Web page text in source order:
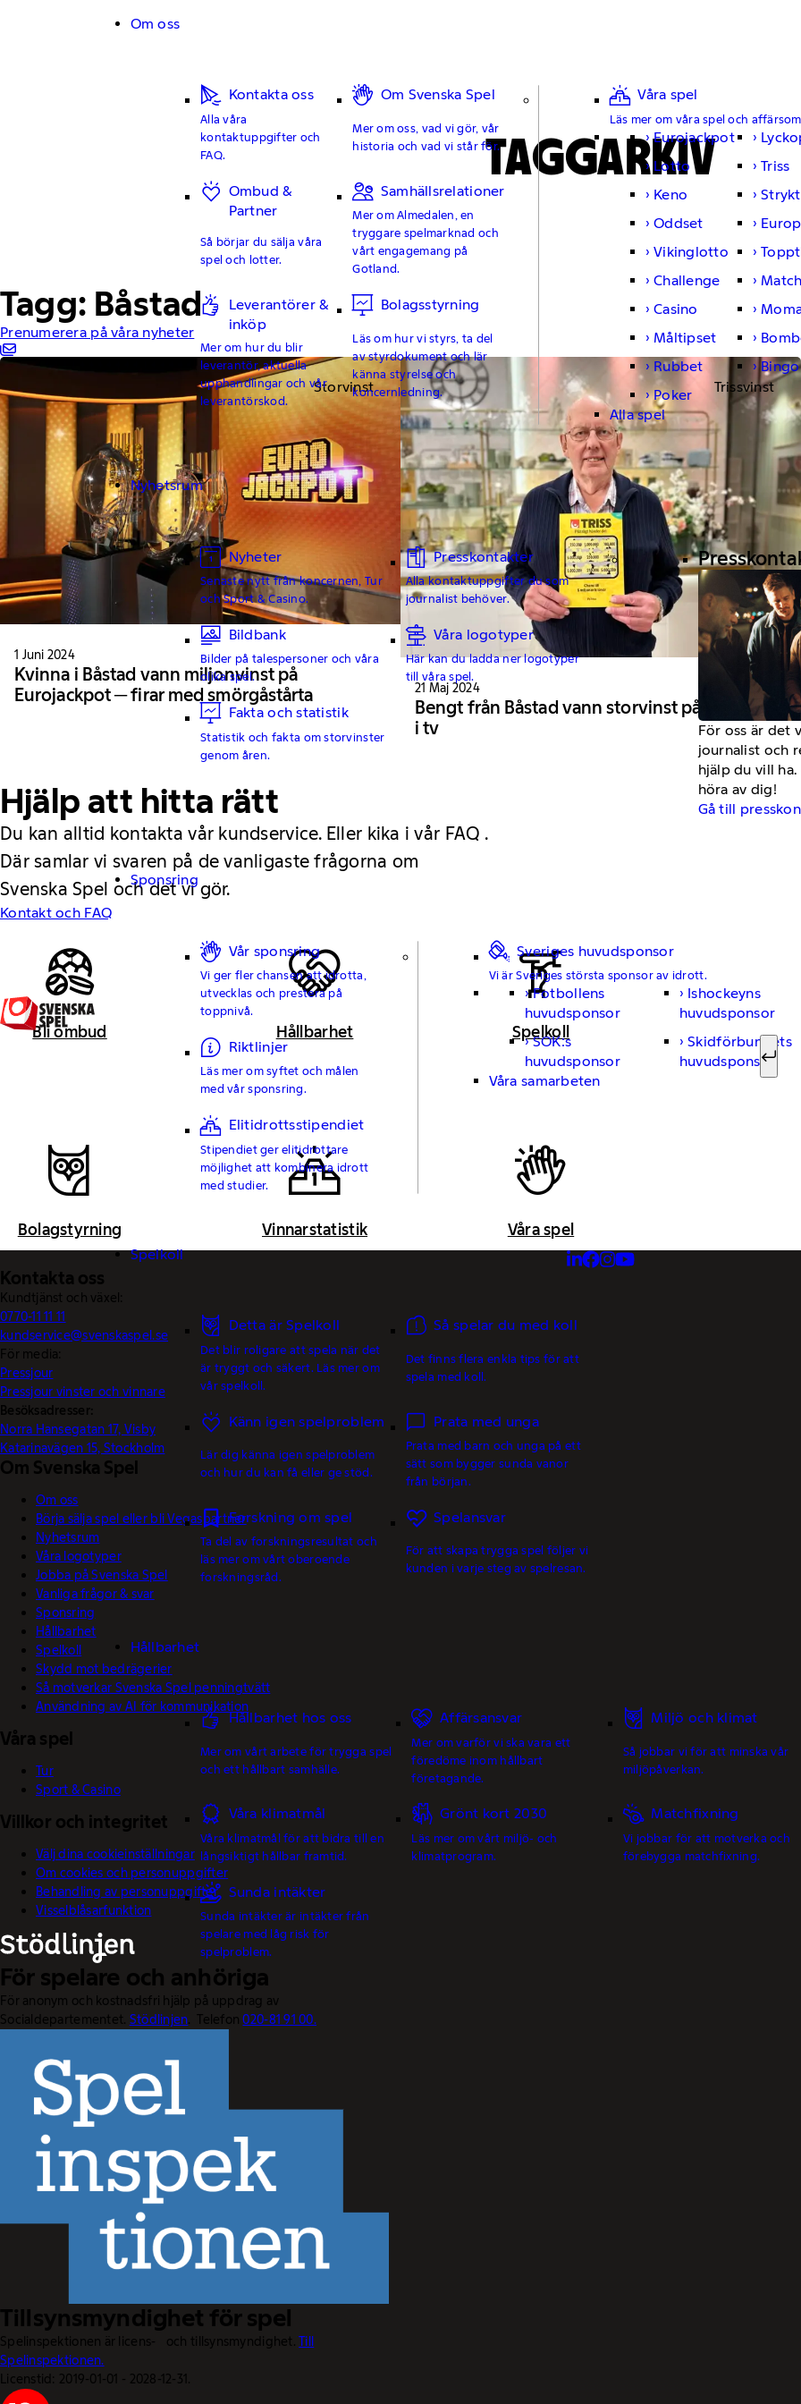
Om oss
Kontakta oss
Alla våra
kontaktuppgifter och
FAQ.
Om Svenska Spel
Mer om oss, vad vi gör, vår
historia och vad vi står för.
Ombud &
Partner
Så börjar du sälja våra
spel och lotter.
Samhällsrelationer
Mer om Almedalen, en
tryggare spelmarknad och
vårt engagemang på
Gotland.
Leverantörer &
inköp
Mer om hur du blir
leverantör, aktuella
upphandlingar och vår
leverantörskod.
Bolagsstyrning
Läs om hur vi styrs, ta del
av styrdokument och lär
känna styrelse och
koncernledning.
Våra spel
Läs mer om våra spel och
Eurojackpot
Lotto
Triss
Keno
Oddset
Vikinglotto
Challenge
Casino
Måltipset
Rubbet
Bingo
Poker
Alla spel
Nyhetsrum
Nyheter
Senaste nytt från koncernen, Tur
och Sport & Casino.
Presskontakter
Alla kontaktuppgifter du som
journalist behöver.
Bildbank
Bilder på talespersoner och våra
olika spel.
Våra logotyper
Här kan du ladda ner logotyper
till våra spel.
Fakta och statistik
Statistik och fakta om storvinster
genom åren.
För oss är det
journalist och
hjälp du vill
höra av dig!
Gå till
Sponsring
Vår sponsring
Vi ger fler chansen att idrotta,
utvecklas och prestera på
toppnivå.
Riktlinjer
Läs mer om syftet och målen
med vår sponsring.
Elitidrottsstipendiet
Stipendiet ger elitidrottare
möjlighet att kombinera idrott
med studier.
Sveriges huvudsponsor
Vi är Sveriges största sponsor av idrott.
Fotbollens
huvudsponsor
Ishockeyns
huvudsponsor
SOK:s
huvudsponsor
Skidförbundets
huvudsponsor
Våra samarbeten
Spelkoll
Detta är Spelkoll
Det blir roligare att spela när det
är tryggt och säkert. Läs mer om
vår spelkoll.
Så spelar du med koll
Det finns flera enkla tips för att
spela med koll.
Känn igen spelproblem
Lär dig känna igen spelproblem
och hur du kan få eller ge stöd.
Prata med unga
Prata med barn och unga på ett
sätt som bygger sunda vanor
från början.
Forskning om spel
Ta del av forskningsresultat och
läs mer om vårt oberoende
forskningsråd.
Spelansvar
För att skapa trygga spel följer vi
kunden i varje steg av spelresan.
Hållbarhet
Hållbarhet hos oss
Mer om vårt arbete för trygga spel
och ett hållbart samhälle.
Affärsansvar
Mer om varför vi ska vara ett
föredöme inom hållbart
företagande.
Miljö och klimat
Så jobbar vi för att minska vår
miljöpåverkan.
Våra klimatmål
Våra klimatmål för att bidra till en
långsiktigt hållbar framtid.
Grönt kort 2030
Läs mer om vårt miljö- och
klimatprogram.
Matchfixning
Vi jobbar för att motverka och
förebygga matchfixning.
Sunda intäkter
Sunda intäkter är intäkter från
spelare med låg risk för
spelproblem.
Sök
TAGGARKIV
Tagg: Båstad
Prenumerera på våra nyheter
Storvinst
1 Juni 2024
Kvinna i Båstad vann miljonvinst på
Eurojackpot ─ firar med smörgåstårta
Trissvinst
21 Maj 2024
Bengt från Båstad vann storvinst på Triss
i tv
Hjälp att hitta rätt
Du kan alltid kontakta vår kundservice. Eller kika i vår FAQ .
Där samlar vi svaren på de vanligaste frågorna om
Svenska Spel och det vi gör.
Kontakt och FAQ
Bli ombud Hållbarhet Spelkoll
Bolagstyrning Vinnarstatistik Våra spel
Kontakta oss
Kundtjänst och växel:
0770-11 11 11
kundservice@svenskaspel.se
För media:
Pressjour
Pressjour vinster och vinnare
Besöksadresser:
Norra Hansegatan 17, Visby
Katarinavägen 15, Stockholm
Om Svenska Spel
Om oss
Börja sälja spel eller bli Vegaspartner
Nyhetsrum
Våra logotyper
Jobba på Svenska Spel
Vanliga frågor & svar
Sponsring
Hållbarhet
Spelkoll
Skydd mot bedrägerier
Så motverkar Svenska Spel penningtvätt
Användning av AI för kommunikation
Våra spel
Tur
Sport & Casino
Villkor och integritet
Välj dina cookieinställningar
Om cookies och personuppgifter
Behandling av personuppgifter
Visselblåsarfunktion
För spelare och anhöriga
För anonym och kostnadsfri hjälp på uppdrag av
Socialdepartementet. Stödlinjen. Telefon020-81 91 00.
Tillsynsmyndighet för spel
Spelinspektionen är licens- och tillsynsmyndighet.Till
Spelinspektionen.
Licenstid: 2019-01-01 - 2028-12-31.